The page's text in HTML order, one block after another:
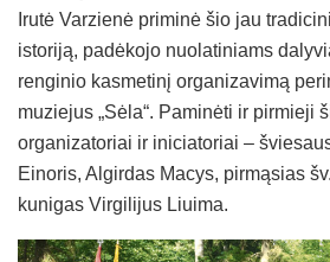
Irutė Varzienė priminė šio jau
istoriją, padėkojo nuolatiniams
renginio kasmetinį organizavimą
muziejus „Sėla“. Paminėti ir pirmieji
organizatoriai ir iniciatoriai –
Einoris, Algirdas Macys, pirmąsias
kunigas Virgilijus Liuima.